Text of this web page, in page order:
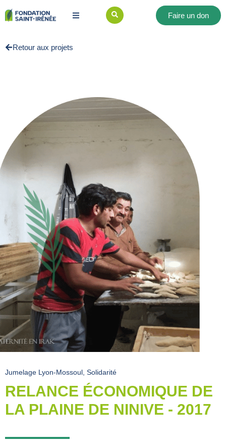
Faire un don
Retour aux projets
Jumelage Lyon-Mossoul Solidarité
RELANCE ÉCONOMIQUE DE
LA PLAINE DE NINIVE - 2017